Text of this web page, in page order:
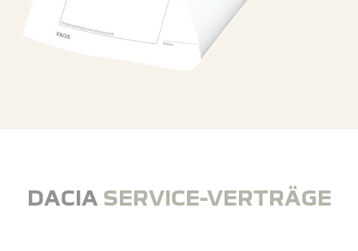
DACIA SERVICE-VERTRÄGE